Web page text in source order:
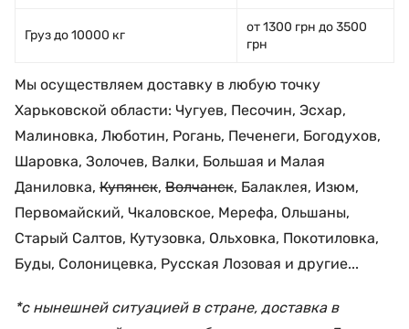
Груз до 10000 кг
от 1300 грн до 3500
грн
Мы осуществляем доставку в любую точку
Харьковской области: Чугуев, Песочин, Эсхар,
Малиновка, Люботин, Рогань, Печенеги, Богодухов,
Шаровка, Золочев, Валки, Большая и Малая
Даниловка, Купянск, Волчанск, Балаклея, Изюм,
Первомайский, Чкаловское, Мерефа, Ольшаны,
Старый Салтов, Кутузовка, Ольховка, Покотиловка,
Буды, Солоницевка, Русская Лозовая и другие...
*с нынешней ситуацией в стране, доставка в